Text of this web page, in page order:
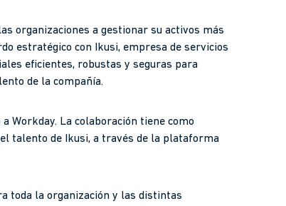
organizaciones a gestionar su activos más
estratégico con Ikusi, empresa de servicios
eficientes, robustas y seguras para
de la compañía.
Workday. La colaboración tiene como
talento de Ikusi, a través de la plataforma
toda la organización y las distintas